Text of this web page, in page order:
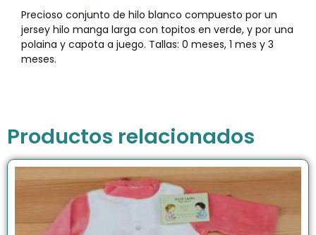
Precioso conjunto de hilo blanco compuesto por un
jersey hilo manga larga con topitos en verde, y por una
polaina y capota a juego. Tallas: 0 meses, 1 mes y 3
meses.
Productos relacionados